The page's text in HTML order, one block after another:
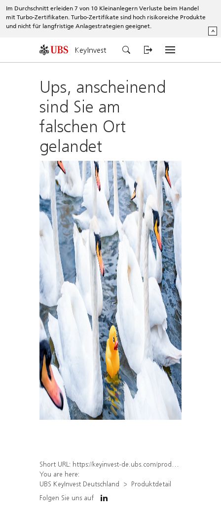
Im Durchschnitt erleiden 7 von 10 Kleinanlegern Verluste beim Handel
mit Turbo-Zertifikaten. Turbo-Zertifikate sind hoch risikoreiche Produkte
und nicht für langfristige Anlagestrategien geeignet.
^
KeyInvest
Ups, anscheinend
sind Sie am
falschen Ort
gelandet
Short URL: https://keyinvest-de.ubs.com/produkt/detail/index/isin/DE000WA593Q3
You are here:
UBS KeyInvest Deutschland
Produktdetail
Folgen Sie uns auf